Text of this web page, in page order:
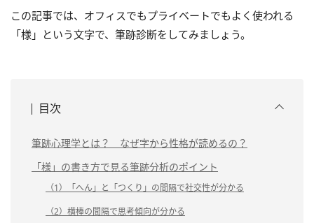
この記事では、オフィスでもプライベートでもよく使われる
「様」という文字で、筆跡診断をしてみましょう。
目次
筆跡心理学とは？ なぜ字から性格が読めるの？
「様」の書き方で見る筆跡分析のポイント
（1）「へん」と「つくり」の間隔で社交性が分かる
（2）横棒の間隔で思考傾向が分かる